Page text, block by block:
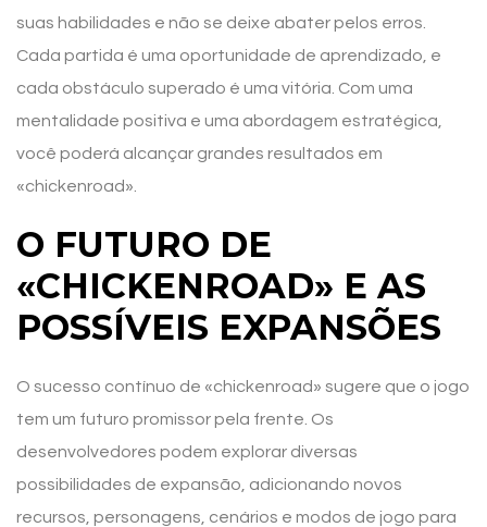
suas habilidades e não se deixe abater pelos erros.
Cada partida é uma oportunidade de aprendizado, e
cada obstáculo superado é uma vitória. Com uma
mentalidade positiva e uma abordagem estratégica,
você poderá alcançar grandes resultados em
«chickenroad».
O FUTURO DE
«CHICKENROAD» E AS
POSSÍVEIS EXPANSÕES
O sucesso contínuo de «chickenroad» sugere que o jogo
tem um futuro promissor pela frente. Os
desenvolvedores podem explorar diversas
possibilidades de expansão, adicionando novos
recursos, personagens, cenários e modos de jogo para